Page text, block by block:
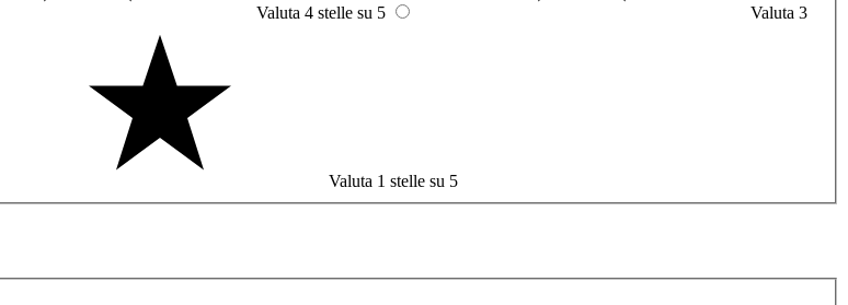
Valuta 4 stelle su 5 Valuta 3
Valuta 1 stelle su 5